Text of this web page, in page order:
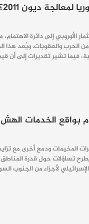
ديون 2011؟
الأوروبي إلى دائرة
نحو 1.55 مليار يورو. ديون قديمة تعود إلى
المخيمات ودمج أخرى مع
تساؤلات حول قدرة
الإسرائيلي لأجزاء من